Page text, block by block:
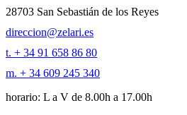
28703 San Sebastián de los Reyes
direccion@zelari.es
t. + 34 91 658 86 80
m. + 34 609 245 340
horario: L a V de 8.00h a 17.00h